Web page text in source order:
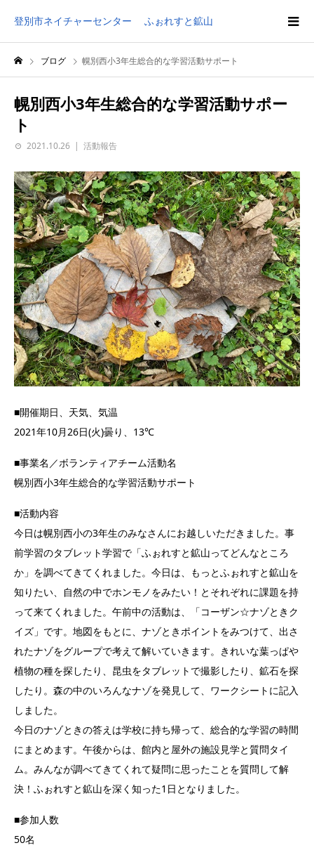
登別市ネイチャーセンター ふぉれすと鉱山
ブログ 幌別西小3年生総合的な学習活動サポート
幌別西小3年生総合的な学習活動サポー
ト
2021.10.26 活動報告
■開催期日、天気、気温
2021年10月26日(火)曇り、13℃
■事業名／ボランティアチーム活動名
幌別西小3年生総合的な学習活動サポート
■活動内容
今日は幌別西小の3年生のみなさんにお越しいただきました。事
前学習のタブレット学習で「ふぉれすと鉱山ってどんなところ
か」を調べてきてくれました。今日は、もっとふぉれすと鉱山を
知りたい、自然の中でホンモノをみたい！とそれぞれに課題を持
って来てくれました。午前中の活動は、「コーザン☆ナゾときク
イズ」です。地図をもとに、ナゾときポイントをみつけて、出さ
れたナゾをグループで考えて解いていきます。きれいな葉っぱや
植物の種を探したり、昆虫をタブレットで撮影したり、鉱石を探
したり。森の中のいろんなナゾを発見して、ワークシートに記入
しました。
今日のナゾときの答えは学校に持ち帰って、総合的な学習の時間
にまとめます。午後からは、館内と屋外の施設見学と質問タイ
ム。みんなが調べてきてくれて疑問に思ったことを質問して解
決！ふぉれすと鉱山を深く知った1日となりました。
■参加人数
50名